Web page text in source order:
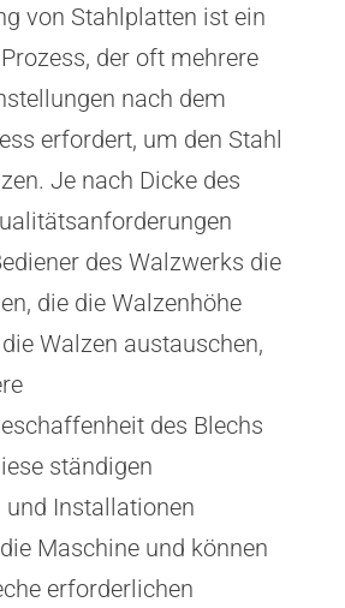
von Stahlplatten ist ein
der oft mehrere
nach dem
erfordert, um den Stahl
Je nach Dicke des
des Walzwerks die
die die Walzenhöhe
Walzen austauschen,
des Blechs
ständigen
und Installationen
Maschine und können
erforderlichen